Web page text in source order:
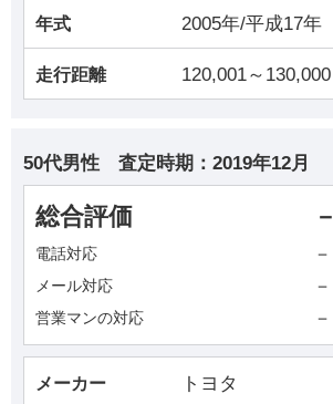
年式 2005年/平成17年
走行距離 120,001～130,000
50代男性 査定時期： 2019年12月
総合評価 －
電話対応 －
メール対応 －
営業マンの対応 －
メーカー トヨタ